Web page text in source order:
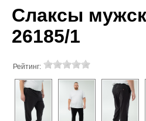
Слаксы
26185/1
Рейтинг: